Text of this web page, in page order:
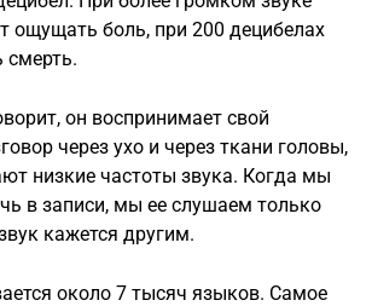
ощущать боль, при 200 децибелах
смерть.
он воспринимает свой
через ухо и через ткани головы,
низкие частоты звука. Когда мы
в записи, мы ее слушаем только
кажется другим.
около 7 тысяч языков. Самое